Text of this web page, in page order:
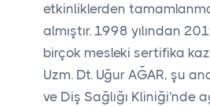
etkinliklerden
almıştır. 1998 yılından
birçok mesleki sertifika
Uzm. Dt. Uğur AĞAR, şu
ve Diş Sağlığı Kliniği'nde